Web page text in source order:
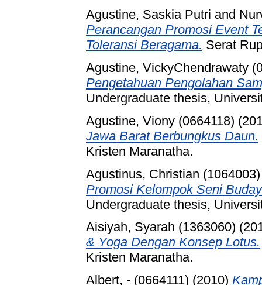
Agustine, Saskia Putri and
Perancangan Promosi Event
Toleransi Beragama. Serat
Agustine, VickyChendrawaty
Pengetahuan Pengolahan
Undergraduate thesis,
Agustine, Viony (0664118)
Jawa Barat Berbungkus Daun.
Kristen Maranatha.
Agustinus, Christian (1064003)
Promosi Kelompok Seni
Undergraduate thesis,
Aisiyah, Syarah (1363060)
& Yoga Dengan Konsep Lotus.
Kristen Maranatha.
Albert, - (0664111) (2010)